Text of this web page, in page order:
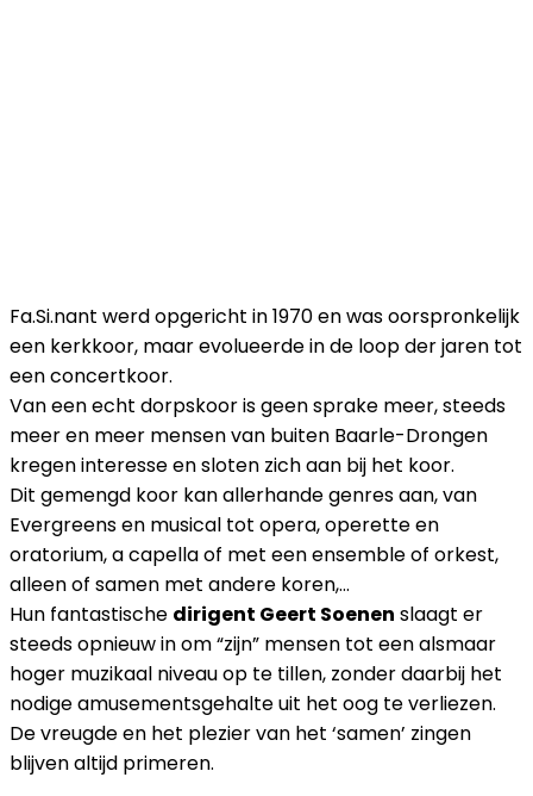
Fa.Si.nant werd opgericht in 1970 en was oorspronkelijk
een kerkkoor, maar evolueerde in de loop der jaren tot
een concertkoor.
Van een echt dorpskoor is geen sprake meer, steeds
meer en meer mensen van buiten Baarle-Drongen
kregen interesse en sloten zich aan bij het koor.
Dit gemengd koor kan allerhande genres aan, van
Evergreens en musical tot opera, operette en
oratorium, a capella of met een ensemble of orkest,
alleen of samen met andere koren,…
Hun fantastische dirigent Geert Soenen slaagt er
steeds opnieuw in om “zijn” mensen tot een alsmaar
hoger muzikaal niveau op te tillen, zonder daarbij het
nodige amusementsgehalte uit het oog te verliezen.
De vreugde en het plezier van het ‘samen’ zingen
blijven altijd primeren.